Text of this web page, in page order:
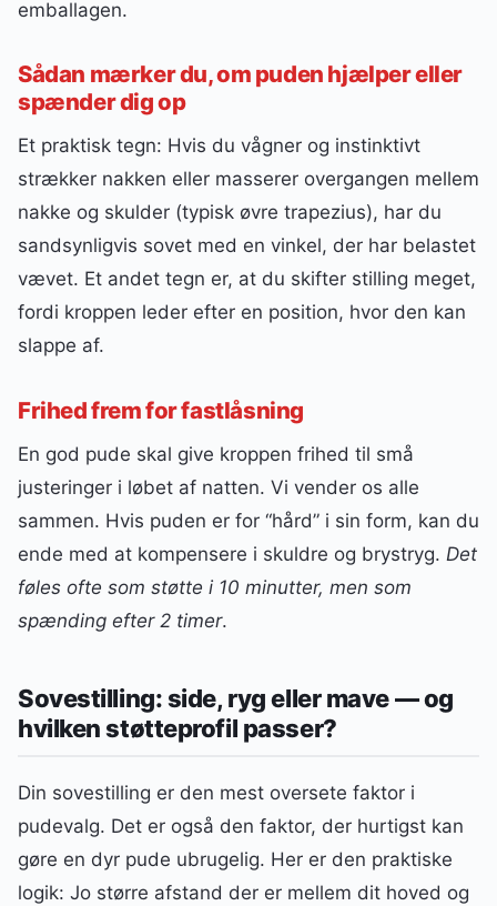
emballagen.
Sådan mærker du, om puden hjælper eller
spænder dig op
Et praktisk tegn: Hvis du vågner og instinktivt
strækker nakken eller masserer overgangen mellem
nakke og skulder (typisk øvre trapezius), har du
sandsynligvis sovet med en vinkel, der har belastet
vævet. Et andet tegn er, at du skifter stilling meget,
fordi kroppen leder efter en position, hvor den kan
slappe af.
Frihed frem for fastlåsning
En god pude skal give kroppen frihed til små
justeringer i løbet af natten. Vi vender os alle
sammen. Hvis puden er for “hård” i sin form, kan du
ende med at kompensere i skuldre og brystryg. Det
føles ofte som støtte i 10 minutter, men som
spænding efter 2 timer.
Sovestilling: side, ryg eller mave — og
hvilken støtteprofil passer?
Din sovestilling er den mest oversete faktor i
pudevalg. Det er også den faktor, der hurtigst kan
gøre en dyr pude ubrugelig. Her er den praktiske
logik: Jo større afstand der er mellem dit hoved og